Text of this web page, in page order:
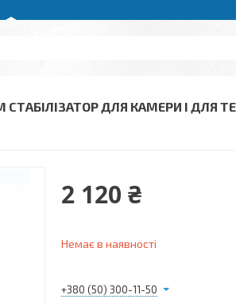
ДЛЯ КАМЕРИ І ДЛЯ
2 120 ₴
Немає в наявності
+380 (50) 300-11-50